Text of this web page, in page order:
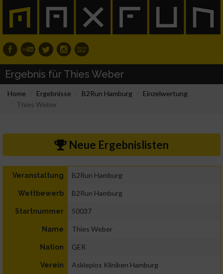
Ergebnis für Thies Weber
Home Ergebnisse B2Run Hamburg
Einzelwertung
Thies Weber
Neue Ergebnislisten
Veranstaltung B2Run Hamburg
Wettbewerb B2Run Hamburg
Startnummer 50037
Name Thies Weber
Nation GER
Verein Asklepios Kliniken Hamburg